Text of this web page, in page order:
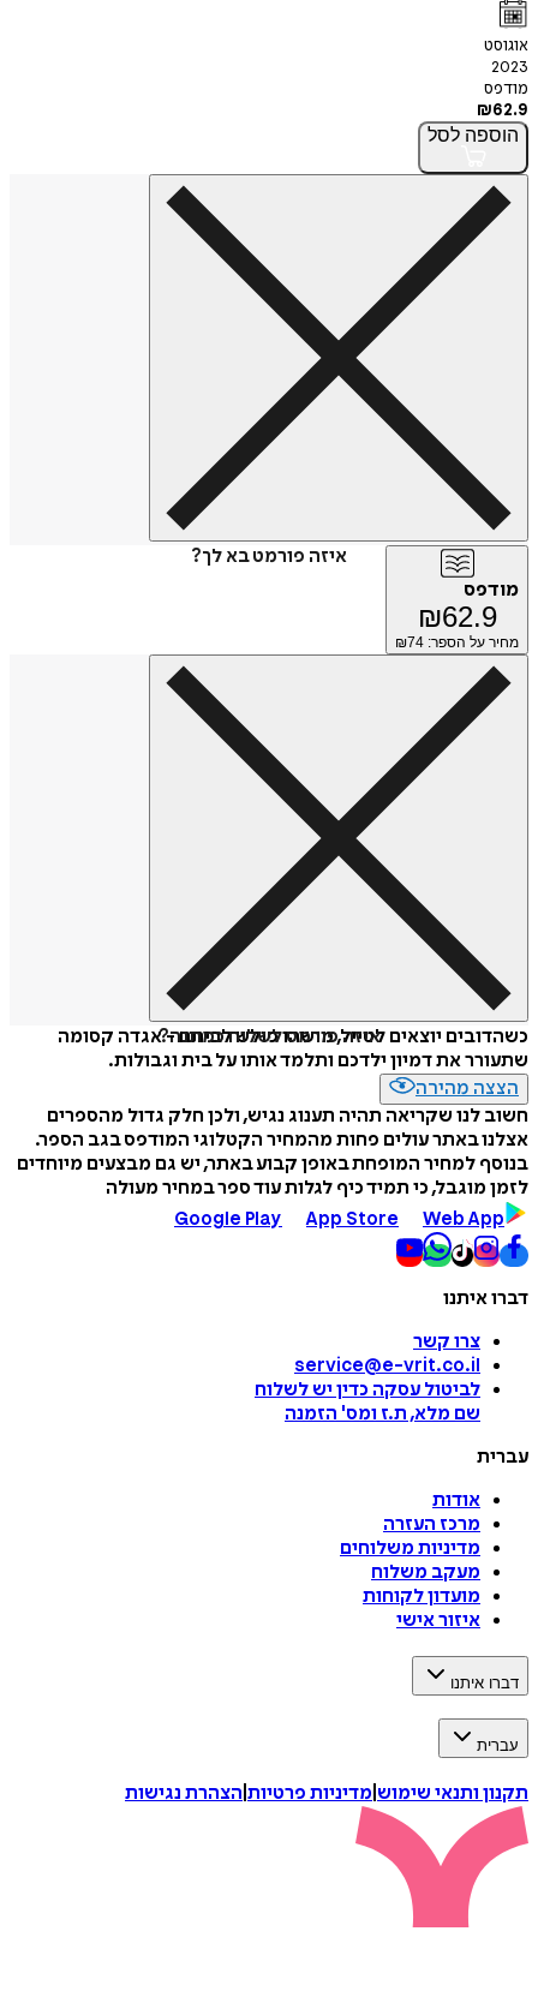
אוגוסט
2023
מודפס
₪62.9
הוספה לסל
איזה פורמט בא לך?
מודפס
₪62.9
מחיר על הספר: ₪ 74
איזה פורמט לשלוח כמתנה?
כשהדובים יוצאים לטייל, מישהו פולש לביתם - אגדה קסומה
שתעורר את דמיון ילדכם ותלמד אותו על בית וגבולות.
הצצה מהירה
חשוב לנו שקריאה תהיה תענוג נגיש, ולכן חלק גדול מהספרים
אצלנו באתר עולים פחות מהמחיר הקטלוגי המודפס בגב הספר.
בנוסף למחיר המופחת באופן קבוע באתר, יש גם מבצעים מיוחדים
לזמן מוגבל, כי תמיד כיף לגלות עוד ספר במחיר מעולה
Google Play
App Store Web App
דברו איתנו
צרו קשר
service@e-vrit.co.il
לביטול עסקה כדין יש לשלוח
שם מלא, ת.ז ומס' הזמנה
עברית
אודות
מרכז העזרה
מדיניות משלוחים
מעקב משלוח
מועדון לקוחות
איזור אישי
דברו איתנו
עברית
תקנון ותנאי שימוש מדיניות פרטיות הצהרת נגישות